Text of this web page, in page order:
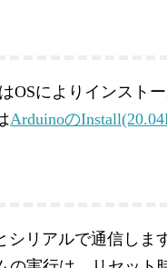
OSによりインスト
Arduinoの
シリアルで通信し